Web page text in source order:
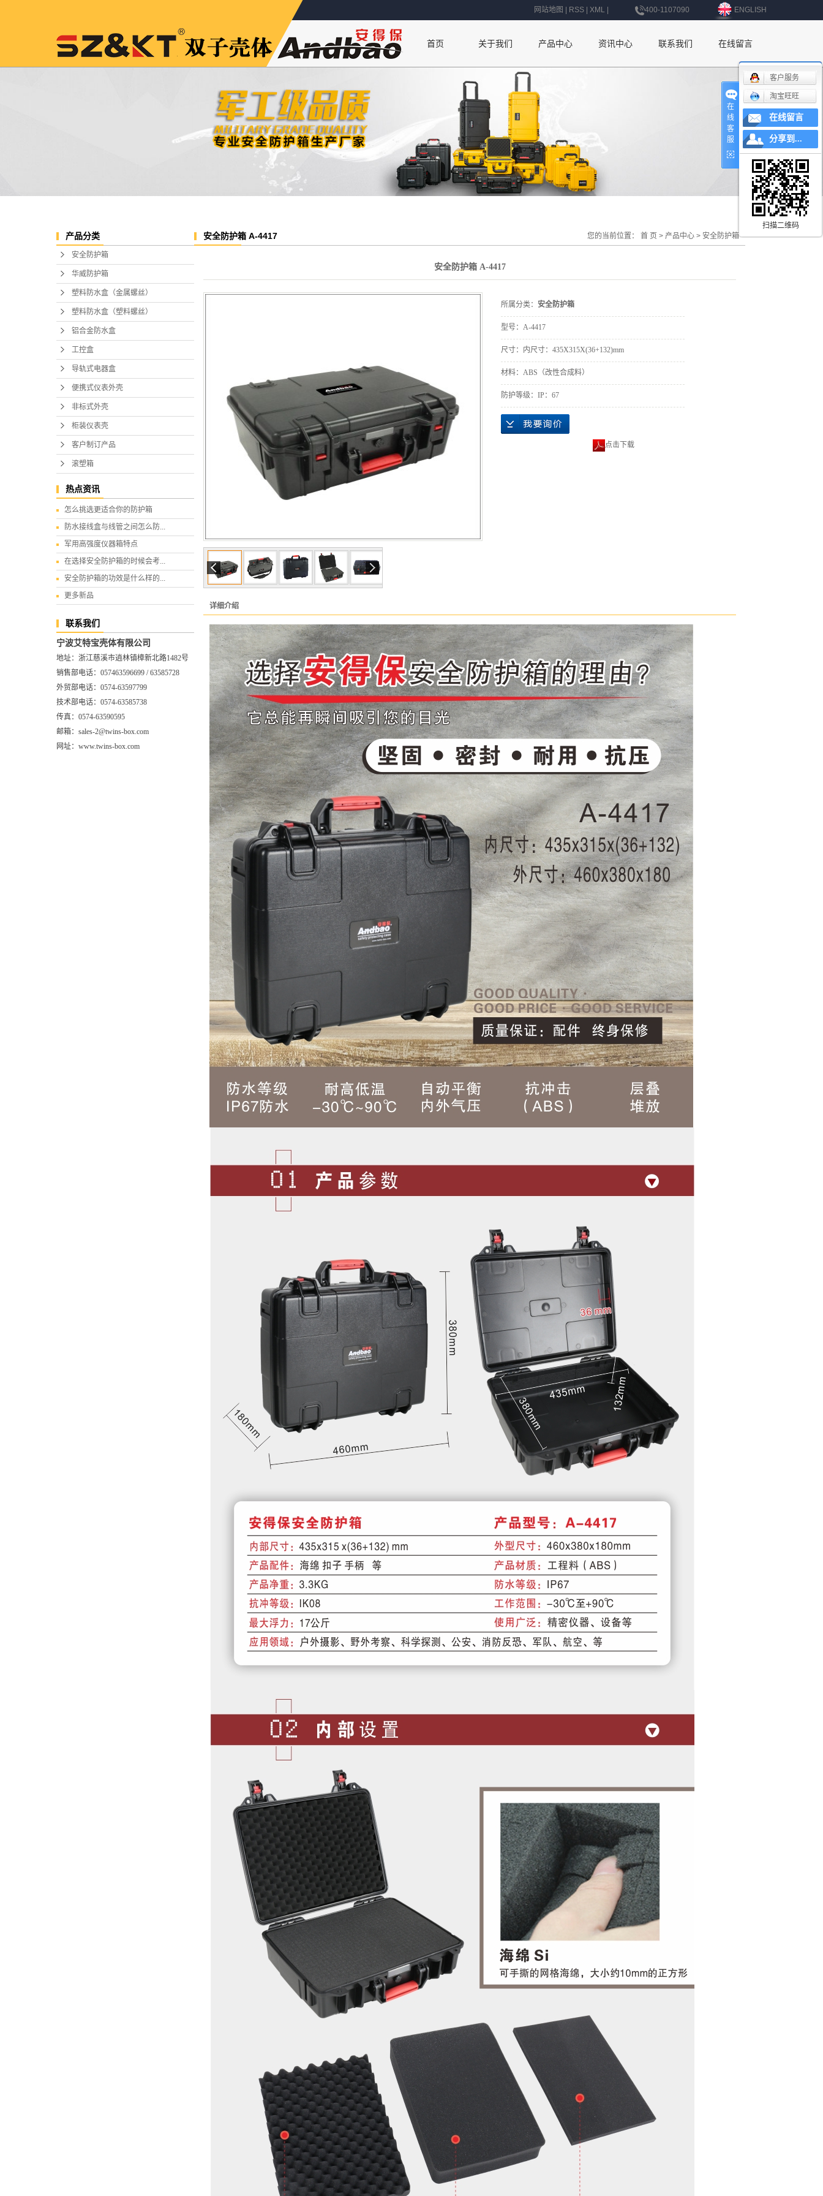
网站地图 RSS XML 400-1107090 ENGLISH
首页 关于我们
公司简介
厂房设备
荣誉资质
产品中心 资讯中心 联系我们
南京办事处
辽宁办事处
在线留言
产品分类
安全防护箱
华威防护箱
塑料防水盒（金属螺丝）
塑料防水盒（塑料螺丝）
铝合金防水盒
工控盒
导轨式电器盒
便携式仪表外壳
非标式外壳
柜装仪表壳
客户制订产品
滚塑箱
热点资讯
怎么挑选更适合你的防护箱
防水接线盒与线管之间怎么防...
军用高强度仪器箱特点
在选择安全防护箱的时候会考...
安全防护箱的功效是什么样的...
更多新品
联系我们
宁波艾特宝壳体有限公司
地址：浙江慈溪市逍林镇樟新北路1482号
销售部电话：057463596699 / 63585728
外贸部电话：0574-63597799
技术部电话：0574-63585738
传真：0574-63590595
邮箱：sales-2@twins-box.com
网址：www.twins-box.com
安全防护箱 A-4417 您的当前位置： 首 页 > 产品中心 > 安全防护箱
安全防护箱 A-4417
所属分类： 安全防护箱
型号： A-4417
尺寸： 内尺寸：435X315X(36+132)mm
材料： ABS（改性合成料）
防护等级： IP：67
点击下载
详细介绍
在
线
客
服
客户服务
淘宝旺旺
在线留言
分享到...
扫描二维码